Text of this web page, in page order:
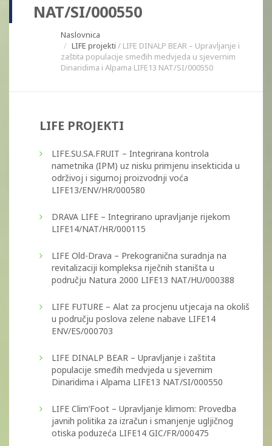
NAT/SI/000550
Naslovnica
LIFE projekti / LIFE DINALP BEAR – Upravljanje i
zaštita populacije smeđih medvjeda u sjevernim
Dinaridima i Alpama LIFE13 NAT/SI/000550
LIFE PROJEKTI
LIFE.SU.SA.FRUIT – Integrirana kontrola
nametnika (IPM) uz nisku primjenu insekticida u
održivoj i sigurnoj proizvodnji voća
LIFE13/ENV/HR/000580
DRAVA LIFE – Integrirano upravljanje rijekom
LIFE14/NAT/HR/000115
LIFE Old-Drava – Prekogranična suradnja na
revitalizaciji kompleksa riječnih staništa u
području Natura 2000 LIFE13 NAT/HU/000388
LIFE FUTURE – Alat za procjenu utjecaja na okoliš
u području poslova zelene nabave LIFE14
ENV/ES/000703
LIFE DINALP BEAR – Upravljanje i zaštita
populacije smeđih medvjeda u sjevernim
Dinaridima i Alpama LIFE13 NAT/SI/000550
LIFE Clim’Foot – Upravljanje klimom: Provedba
javnih politika za izračun i smanjenje ugljičnog
otiska poduzeća LIFE14 GIC/FR/000475